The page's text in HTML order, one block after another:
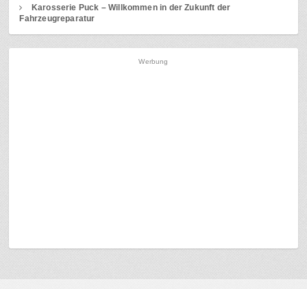
Karosserie Puck – Willkommen in der Zukunft der
Fahrzeugreparatur
Werbung